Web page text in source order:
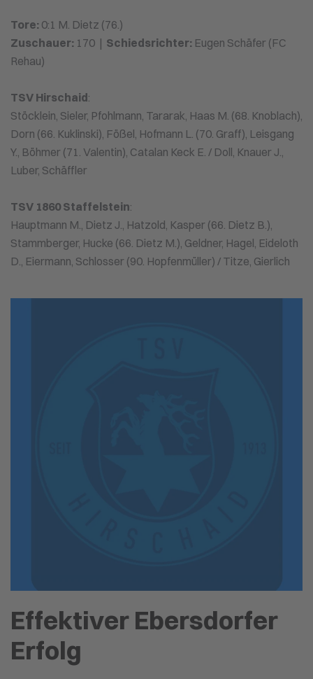
Tore: 0:1 M. Dietz (76.)
Zuschauer: 170 | Schiedsrichter: Eugen Schäfer (FC
Rehau)
TSV Hirschaid:
Stöcklein, Sieler, Pfohlmann, Tararak, Haas M. (68. Knoblach),
Dorn (66. Kuklinski), Fößel, Hofmann L. (70. Graff), Leisgang
Y., Böhmer (71. Valentin), Catalan Keck E. / Doll, Knauer J.,
Luber, Schäffler
TSV 1860 Staffelstein:
Hauptmann M., Dietz J., Hatzold, Kasper (66. Dietz B.),
Stammberger, Hucke (66. Dietz M.), Geldner, Hagel, Eideloth
D., Eiermann, Schlosser (90. Hopfenmüller) / Titze, Gierlich
Effektiver Ebersdorfer
Erfolg